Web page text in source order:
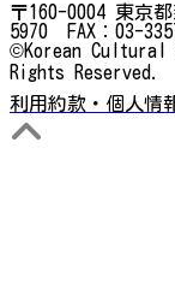
〒160-0004 東京
5970 FAX：03-
©Korean Cultural
Rights Reserved.
利用約款・個人情